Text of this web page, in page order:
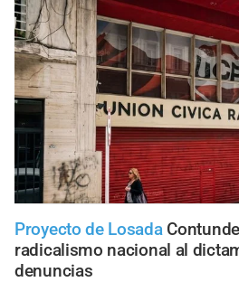
Proyecto de Losada
radicalismo nacional al
denuncias